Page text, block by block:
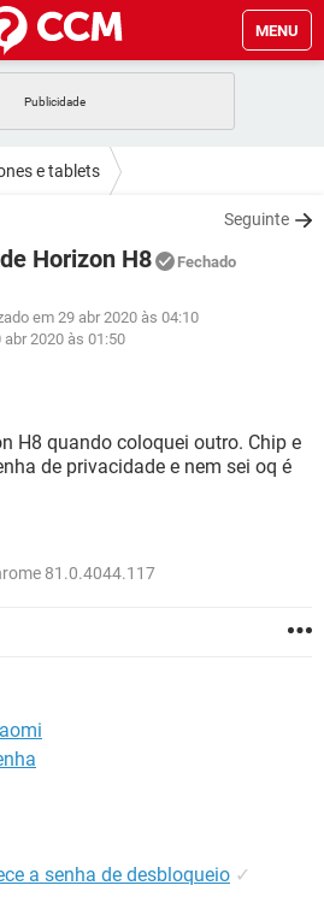
MENU
FACEBOOK
GMAIL
WHATSAPP
GMAIL
WHATSAPP
EXCEL
WHATSAPP
GMAIL
EXCEL
e tablets
Seguinte
Horizon H8 Fechado
em 29 abr 2020 às 04:10
abr 2020 às 01:50
H8 quando coloquei outro. Chip e
de privacidade e nem sei oq é
81.0.4044.117
a senha de desbloqueio ✓